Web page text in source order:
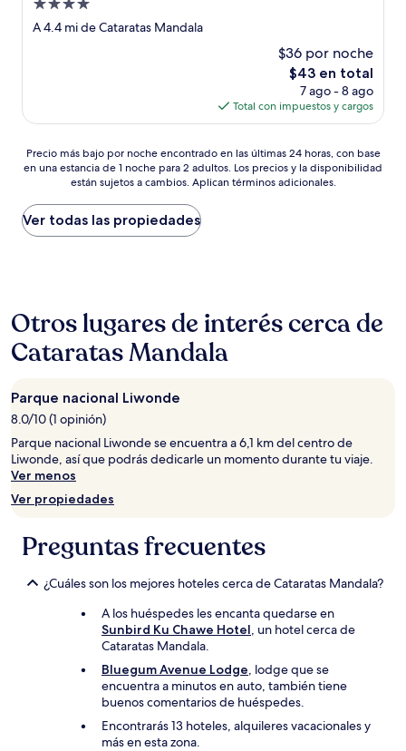
Propiedad
de
A 4.4 mi de Cataratas Mandala
$36 por noche
El
precio
actual
es
$43
$43 en total
7 ago - 8 ago
Total con impuestos y cargos
Precio
más
por
noche
encontrado
horas,
con
base
en
estancia
de
noche
para
2
adultos.
y
disponibilidad
están
Precio más bajo por noche encontrado en las últimas 24 horas, con base
en una estancia de 1 noche para 2 adultos. Los precios y la disponibilidad
están sujetos a cambios. Aplican términos adicionales.
Ver todas las propiedades
Otros lugares de interés cerca de
Cataratas Mandala
Parque nacional Liwonde
8.0/10 (1 opinión)
Parque nacional Liwonde se encuentra a 6,1 km del centro de
Liwonde, así que podrás dedicarle un momento durante tu viaje.
Ver menos
Ver propiedades
Preguntas frecuentes
¿Cuáles son los mejores hoteles cerca de Cataratas Mandala?
A los huéspedes les encanta quedarse en
Sunbird Ku Chawe Hotel, un hotel cerca de
Cataratas Mandala.
Bluegum Avenue Lodge, lodge que se
encuentra a minutos en auto, también tiene
buenos comentarios de huéspedes.
Encontrarás 13 hoteles, alquileres vacacionales y
más en esta zona.